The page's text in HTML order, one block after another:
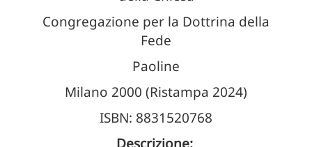
Congregazione per la Dottrina della
Fede
Paoline
Milano 2000 (Ristampa 2024)
ISBN: 8831520768